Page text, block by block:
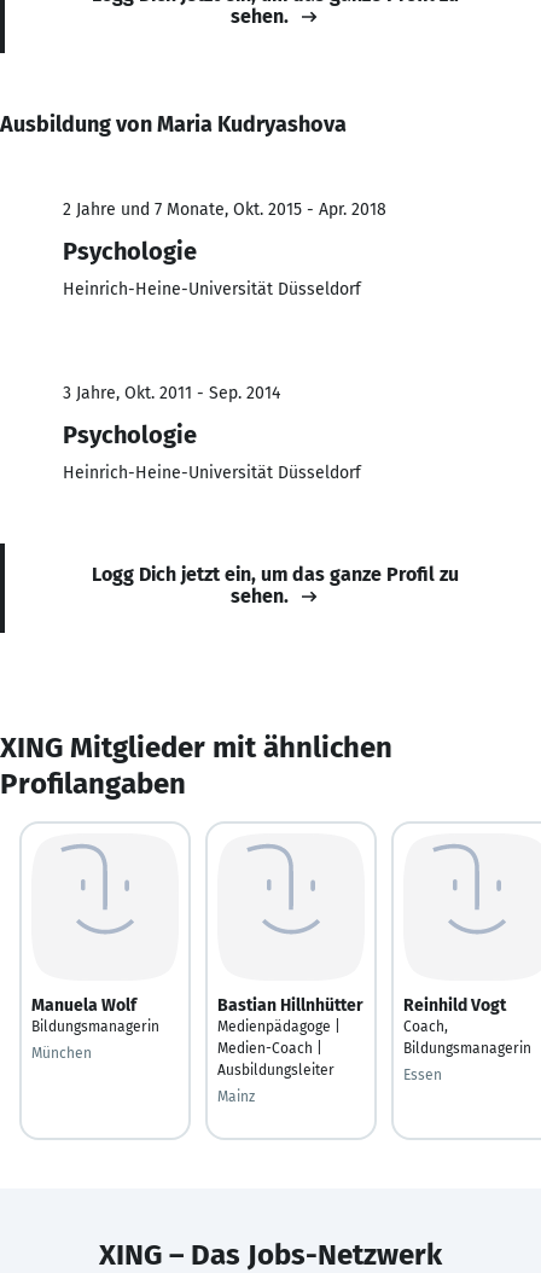
sehen.
Ausbildung von Maria Kudryashova
2 Jahre und 7 Monate, Okt. 2015 - Apr. 2018
Psychologie
Heinrich-Heine-Universität Düsseldorf
3 Jahre, Okt. 2011 - Sep. 2014
Psychologie
Heinrich-Heine-Universität Düsseldorf
Logg Dich jetzt ein, um das ganze Profil zu
sehen.
XING Mitglieder mit ähnlichen
Profilangaben
Manuela Wolf
Bildungsmanagerin
München
Bastian Hillnhütter
Medienpädagoge |
Medien-Coach |
Ausbildungsleiter
Mainz
Reinhild Vogt
Coach,
Bildungsmanagerin
Essen
XING – Das Jobs-Netzwerk